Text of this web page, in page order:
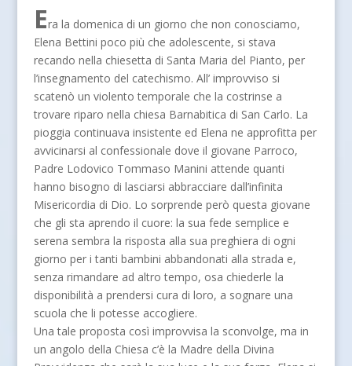
Era la domenica di un giorno che non conosciamo,
Elena Bettini poco più che adolescente, si stava
recando nella chiesetta di Santa Maria del Pianto, per
l’insegnamento del catechismo. All’ improvviso si
scatenò un violento temporale che la costrinse a
trovare riparo nella chiesa Barnabitica di San Carlo. La
pioggia continuava insistente ed Elena ne approfitta per
avvicinarsi al confessionale dove il giovane Parroco,
Padre Lodovico Tommaso Manini attende quanti
hanno bisogno di lasciarsi abbracciare dall’infinita
Misericordia di Dio. Lo sorprende però questa giovane
che gli sta aprendo il cuore: la sua fede semplice e
serena sembra la risposta alla sua preghiera di ogni
giorno per i tanti bambini abbandonati alla strada e,
senza rimandare ad altro tempo, osa chiederle la
disponibilità a prendersi cura di loro, a sognare una
scuola che li potesse accogliere.
Una tale proposta così improvvisa la sconvolge, ma in
un angolo della Chiesa c’è la Madre della Divina